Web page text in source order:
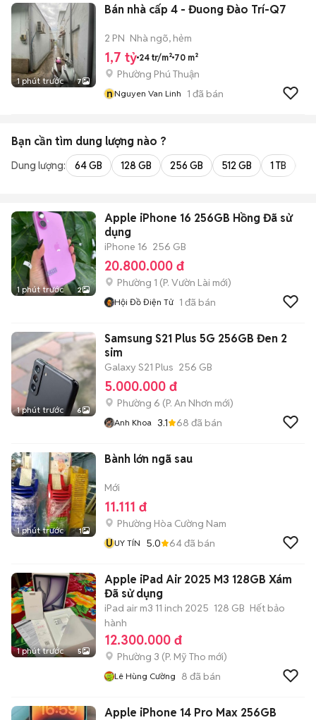
1 phút trước 7
Bán nhà cấp 4 - Đuong Đào Trí-Q7
2 PN Nhà ngõ, hẻm
1,7 tỷ 24 tr/m² 70 m²
Phường Phú Thuận
nNguyen Van Linh 1 đã bán
Bạn cần tìm dung lượng nào ?
Dung lượng: 64 GB 128 GB 256 GB 512 GB 1 TB
1 phút trước 2
Apple iPhone 16 256GB Hồng Đã sử
dụng
iPhone 16 256 GB
20.800.000 đ
Phường 1 (P. Vườn Lài mới)
Hội Đồ Điện Tử 1 đã bán
1 phút trước 6
Samsung S21 Plus 5G 256GB Đen 2
sim
Galaxy S21 Plus 256 GB
5.000.000 đ
Phường 6 (P. An Nhơn mới)
Anh Khoa 3.1 68 đã bán
1 phút trước 1
Bành lớn ngã sau
Mới
11.111 đ
Phường Hòa Cường Nam
UUY TÍN 5.0 64đã bán
1 phút trước 5
Apple iPad Air 2025 M3 128GB Xám
Đã sử dụng
iPad air m3 11 inch 2025 128 GB Hết bảo
hành
12.300.000 đ
Phường 3 (P. Mỹ Tho mới)
Lê Hùng Cường 8 đã bán
Apple iPhone 14 Pro Max 256GB